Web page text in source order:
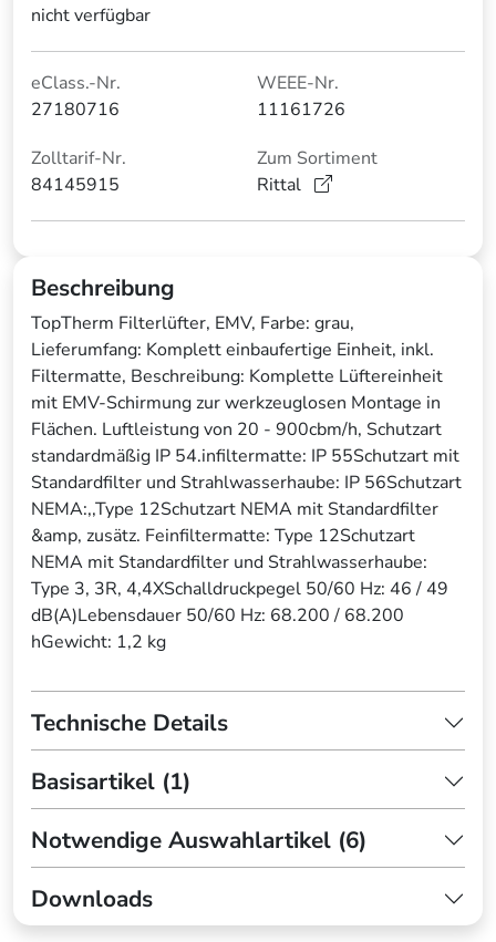
nicht verfügbar
eClass.-Nr.
27180716
WEEE-Nr.
11161726
Zolltarif-Nr.
84145915
Zum Sortiment
Rittal
Beschreibung
TopTherm Filterlüfter, EMV, Farbe: grau,
Lieferumfang: Komplett einbaufertige Einheit, inkl.
Filtermatte, Beschreibung: Komplette Lüftereinheit
mit EMV-Schirmung zur werkzeuglosen Montage in
Flächen. Luftleistung von 20 - 900cbm/h, Schutzart
standardmäßig IP 54.infiltermatte: IP 55Schutzart mit
Standardfilter und Strahlwasserhaube: IP 56Schutzart
NEMA:,,Type 12Schutzart NEMA mit Standardfilter
&amp, zusätz. Feinfiltermatte: Type 12Schutzart
NEMA mit Standardfilter und Strahlwasserhaube:
Type 3, 3R, 4,4XSchalldruckpegel 50/60 Hz: 46 / 49
dB(A)Lebensdauer 50/60 Hz: 68.200 / 68.200
hGewicht: 1,2 kg
Technische Details
Basisartikel (1)
Notwendige Auswahlartikel (6)
Downloads